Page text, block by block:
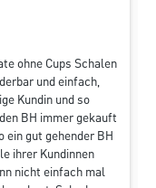
ohne Cups Schalen
und einfach,
Kundin und so
BH immer gekauft
ein gut gehender BH
ihrer Kundinnen
nicht einfach mal